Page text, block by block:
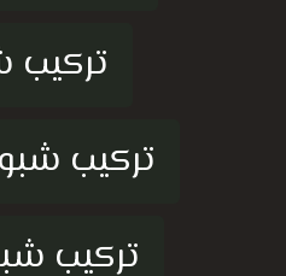
تركيب
تركيب